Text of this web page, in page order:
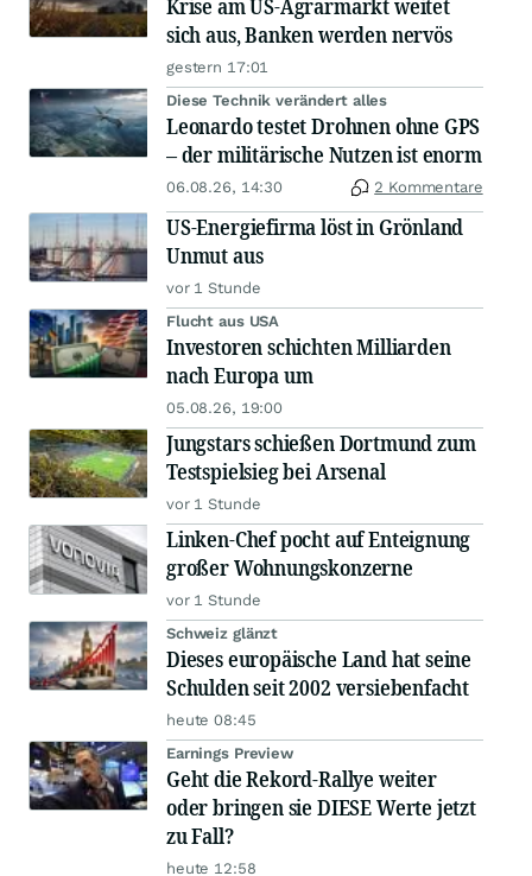
Krise am US-Agrarmarkt weitet
sich aus, Banken werden nervös
gestern 17:01
Diese Technik verändert alles
Leonardo testet Drohnen ohne GPS
– der militärische Nutzen ist enorm
06.08.26, 14:30 2 Kommentare
US-Energiefirma löst in Grönland
Unmut aus
vor 1 Stunde
Flucht aus USA
Investoren schichten Milliarden
nach Europa um
05.08.26, 19:00
Jungstars schießen Dortmund zum
Testspielsieg bei Arsenal
vor 1 Stunde
Linken-Chef pocht auf Enteignung
großer Wohnungskonzerne
vor 1 Stunde
Schweiz glänzt
Dieses europäische Land hat seine
Schulden seit 2002 versiebenfacht
heute 08:45
Earnings Preview
Geht die Rekord-Rallye weiter
oder bringen sie DIESE Werte jetzt
zu Fall?
heute 12:58